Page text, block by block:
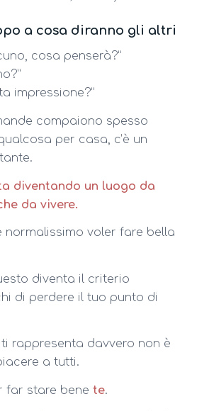
a cosa diranno gli altri
cosa penserà?”
impressione?”
compaiono spesso
per casa, c’è un
diventando un luogo da
da vivere.
normalissimo voler fare bella
diventa il criterio
di perdere il tuo punto di
rappresenta davvero non è
a tutti.
far stare bene te.